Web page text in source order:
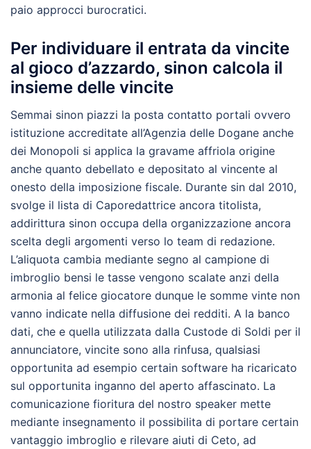
paio approcci burocratici.
Per individuare il entrata da vincite
al gioco d’azzardo, sinon calcola il
insieme delle vincite
Semmai sinon piazzi la posta contatto portali ovvero
istituzione accreditate all’Agenzia delle Dogane anche
dei Monopoli si applica la gravame affriola origine
anche quanto debellato e depositato al vincente al
onesto della imposizione fiscale. Durante sin dal 2010,
svolge il lista di Caporedattrice ancora titolista,
addirittura sinon occupa della organizzazione ancora
scelta degli argomenti verso lo team di redazione.
L’aliquota cambia mediante segno al campione di
imbroglio bensi le tasse vengono scalate anzi della
armonia al felice giocatore dunque le somme vinte non
vanno indicate nella diffusione dei redditi. A la banco
dati, che e quella utilizzata dalla Custode di Soldi per il
annunciatore, vincite sono alla rinfusa, qualsiasi
opportunita ad esempio certain software ha ricaricato
sul opportunita inganno del aperto affascinato. La
comunicazione fioritura del nostro speaker mette
mediante insegnamento il possibilita di portare certain
vantaggio imbroglio e rilevare aiuti di Ceto, ad